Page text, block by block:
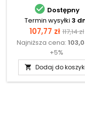
 Dostępny
Termin wysyłki 3
Cena
107,77 zł Cena
117,14 zł
Najniższa cena:
+5%
 Dodaj do